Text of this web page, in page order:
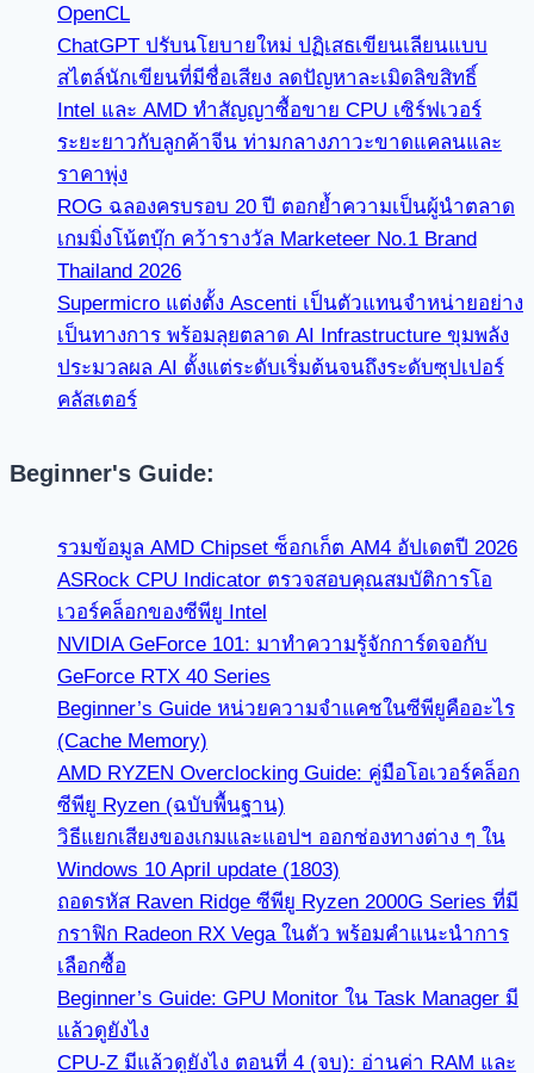
OpenCL
ChatGPT ปรับนโยบายใหม่ ปฏิเสธเขียนเลียนแบบ
สไตล์นักเขียนที่มีชื่อเสียง ลดปัญหาละเมิดลิขสิทธิ์
Intel และ AMD ทำสัญญาซื้อขาย CPU เซิร์ฟเวอร์
ระยะยาวกับลูกค้าจีน ท่ามกลางภาวะขาดแคลนและ
ราคาพุ่ง
ROG ฉลองครบรอบ 20 ปี ตอกย้ำความเป็นผู้นำตลาด
เกมมิ่งโน้ตบุ๊ก คว้ารางวัล Marketeer No.1 Brand
Thailand 2026
Supermicro แต่งตั้ง Ascenti เป็นตัวแทนจำหน่ายอย่าง
เป็นทางการ พร้อมลุยตลาด AI Infrastructure ขุมพลัง
ประมวลผล AI ตั้งแต่ระดับเริ่มต้นจนถึงระดับซุปเปอร์
คลัสเตอร์
Beginner's Guide:
รวมข้อมูล AMD Chipset ซ็อกเก็ต AM4 อัปเดตปี 2026
ASRock CPU Indicator ตรวจสอบคุณสมบัติการโอ
เวอร์คล็อกของซีพียู Intel
NVIDIA GeForce 101: มาทำความรู้จักการ์ดจอกับ
GeForce RTX 40 Series
Beginner’s Guide หน่วยความจำแคชในซีพียูคืออะไร
(Cache Memory)
AMD RYZEN Overclocking Guide: คู่มือโอเวอร์คล็อก
ซีพียู Ryzen (ฉบับพื้นฐาน)
วิธีแยกเสียงของเกมและแอปฯ ออกช่องทางต่าง ๆ ใน
Windows 10 April update (1803)
ถอดรหัส Raven Ridge ซีพียู Ryzen 2000G Series ที่มี
กราฟิก Radeon RX Vega ในตัว พร้อมคำแนะนำการ
เลือกซื้อ
Beginner’s Guide: GPU Monitor ใน Task Manager มี
แล้วดูยังไง
CPU-Z มีแล้วดูยังไง ตอนที่ 4 (จบ): อ่านค่า RAM และ